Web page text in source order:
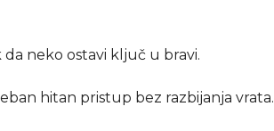
neko ostavi ključ u bravi.
hitan pristup bez razbijanja vrata.